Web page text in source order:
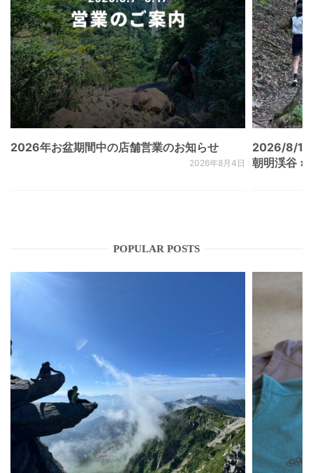
2026年お盆期間中の店舗営業のお知らせ
2026年8月4日
2026/8/
朝明渓谷 ×
POPULAR POSTS